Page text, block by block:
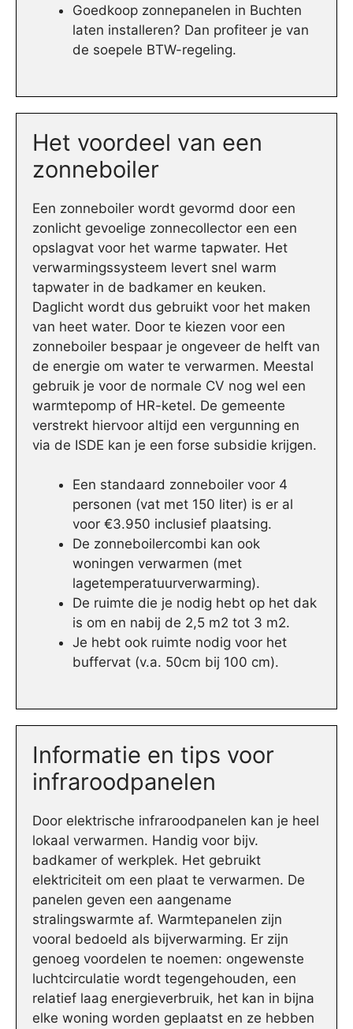
Goedkoop zonnepanelen in Buchten
laten installeren? Dan profiteer je van
de soepele BTW-regeling.
Het voordeel van een
zonneboiler
Een zonneboiler wordt gevormd door een
zonlicht gevoelige zonnecollector een een
opslagvat voor het warme tapwater. Het
verwarmingssysteem levert snel warm
tapwater in de badkamer en keuken.
Daglicht wordt dus gebruikt voor het maken
van heet water. Door te kiezen voor een
zonneboiler bespaar je ongeveer de helft van
de energie om water te verwarmen. Meestal
gebruik je voor de normale CV nog wel een
warmtepomp of HR-ketel. De gemeente
verstrekt hiervoor altijd een vergunning en
via de ISDE kan je een forse subsidie krijgen.
Een standaard zonneboiler voor 4
personen (vat met 150 liter) is er al
voor €3.950 inclusief plaatsing.
De zonneboilercombi kan ook
woningen verwarmen (met
lagetemperatuurverwarming).
De ruimte die je nodig hebt op het dak
is om en nabij de 2,5 m2 tot 3 m2.
Je hebt ook ruimte nodig voor het
buffervat (v.a. 50cm bij 100 cm).
Informatie en tips voor
infraroodpanelen
Door elektrische infraroodpanelen kan je heel
lokaal verwarmen. Handig voor bijv.
badkamer of werkplek. Het gebruikt
elektriciteit om een plaat te verwarmen. De
panelen geven een aangename
stralingswarmte af. Warmtepanelen zijn
vooral bedoeld als bijverwarming. Er zijn
genoeg voordelen te noemen: ongewenste
luchtcirculatie wordt tegengehouden, een
relatief laag energieverbruik, het kan in bijna
elke woning worden geplaatst en ze hebben